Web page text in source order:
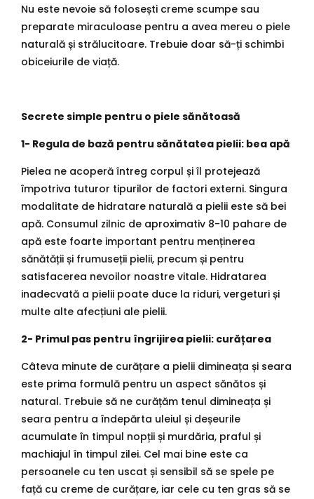
Nu este nevoie să folosești creme scumpe sau
preparate miraculoase pentru a avea mereu o piele
naturală și strălucitoare. Trebuie doar să-ți schimbi
obiceiurile de viață.
Secrete simple pentru o piele sănătoasă
1- Regula de bază pentru sănătatea pielii: bea apă
Pielea ne acoperă întreg corpul și îl protejează
împotriva tuturor tipurilor de factori externi. Singura
modalitate de hidratare naturală a pielii este să bei
apă. Consumul zilnic de aproximativ 8-10 pahare de
apă este foarte important pentru menținerea
sănătății și frumuseții pielii, precum și pentru
satisfacerea nevoilor noastre vitale. Hidratarea
inadecvată a pielii poate duce la riduri, vergeturi și
multe alte afecțiuni ale pielii.
2- Primul pas pentru îngrijirea pielii: curățarea
Câteva minute de curățare a pielii dimineața și seara
este prima formulă pentru un aspect sănătos și
natural. Trebuie să ne curățăm tenul dimineața și
seara pentru a îndepărta uleiul și deșeurile
acumulate în timpul nopții și murdăria, praful și
machiajul în timpul zilei. Cel mai bine este ca
persoanele cu ten uscat și sensibil să se spele pe
față cu creme de curățare, iar cele cu ten gras să se